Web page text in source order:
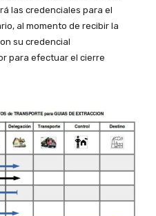
las credenciales para el
al momento de recibir la
su credencial
para efectuar el cierre